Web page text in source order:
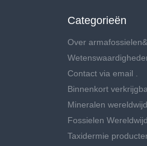
Categorieën
Over
Contact via email .
Binnenkort
Mineralen wereldwijd
Fossielen Wereldwijd.
Taxidermie